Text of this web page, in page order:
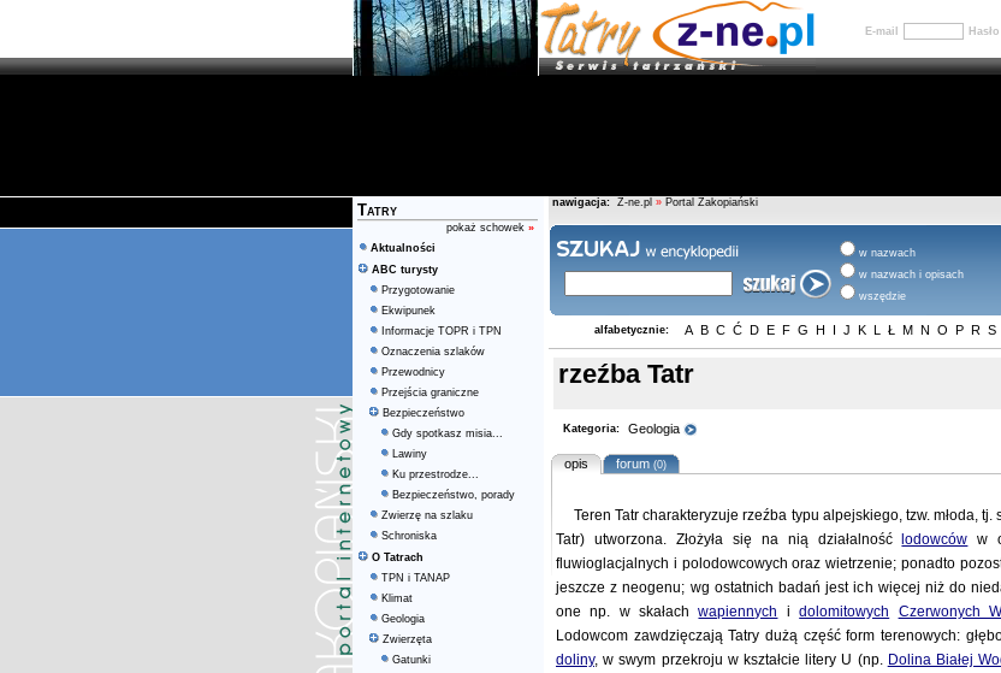
E-mail Hasło
Tatry
pokaż schowek »
Aktualności
ABC turysty
Przygotowanie
Ekwipunek
Informacje TOPR i TPN
Oznaczenia szlaków
Przewodnicy
Przejścia graniczne
Bezpieczeństwo
Gdy spotkasz misia...
Lawiny
Ku przestrodze...
Bezpieczeństwo, porady
Zwierzę na szlaku
Schroniska
O Tatrach
TPN i TANAP
Klimat
Geologia
Zwierzęta
Gatunki
nawigacja: Z-ne.pl » Portal Zakopiański
w nazwach
w nazwach i opisach
wszędzie
alfabetycznie: A B C Ć D E F G H I J K L Ł M N O P R S
rzeźba Tatr
Kategoria: Geologia
opis forum(0)
Teren Tatr charakteryzuje rzeźba typu alpejskiego, tzw. młoda,
Tatr) utworzona. Złożyła się na nią działalność
lodowców w
fluwioglacjalnych i polodowcowych oraz wietrzenie; ponadto
jeszcze z neogenu; wg ostatnich badań jest ich więcej niż do
one np. w skałachwapiennych idolomitowych Czerwonych
Lodowcom zawdzięczają Tatry dużą część form terenowych:
doliny, w swym przekroju w kształcie litery U (np. Dolina Białej